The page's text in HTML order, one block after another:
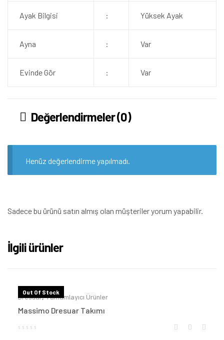
Ayak Bilgisi : Yüksek Ayak
Ayna : Var
Evinde Gör : Var
Değerlendirmeler (0)
Henüz değerlendirme yapılmadı.
Sadece bu ürünü satın almış olan müşteriler yorum yapabilir.
İlgili ürünler
Out Of Stock
Dresuar,Tamamlayıcı Ürünler
Massimo Dresuar Takımı